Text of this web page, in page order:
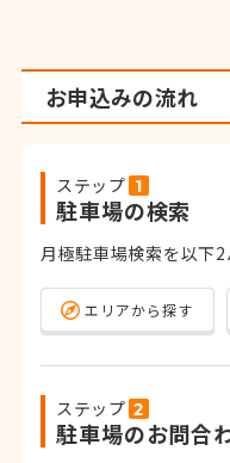
お申込みの流れ
ステップ
駐車場の検索
月極駐車場検索を以下
エリアから探す
ステップ
駐車場のお問合